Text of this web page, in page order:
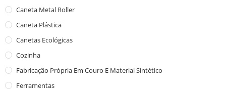
Caneta Metal Roller
Caneta Plástica
Canetas Ecológicas
Cozinha
Fabricação Própria Em Couro E Material Sintético
Ferramentas